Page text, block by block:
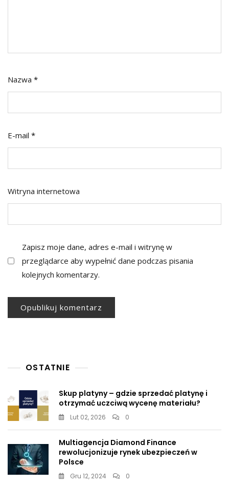
Nazwa *
E-mail *
Witryna internetowa
Zapisz moje dane, adres e-mail i witrynę w
przeglądarce aby wypełnić dane podczas pisania
kolejnych komentarzy.
OSTATNIE
Skup platyny – gdzie sprzedać platynę i
otrzymać uczciwą wycenę materiału?
Lut 02, 2026 0
Multiagencja Diamond Finance
rewolucjonizuje rynek ubezpieczeń w
Polsce
Gru 12, 2024 0